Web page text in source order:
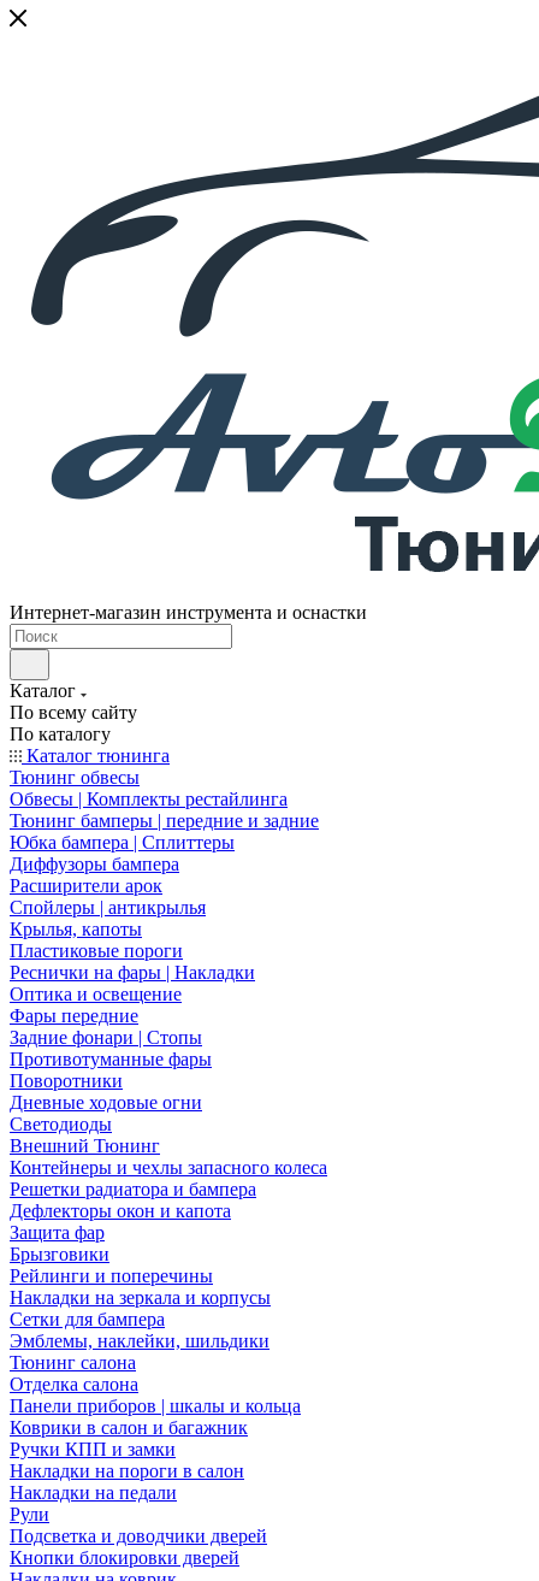
Интернет-магазин инструмента и оснастки
Каталог
По всему сайту
По каталогу
Каталог тюнинга
Тюнинг обвесы
Обвесы | Комплекты рестайлинга
Тюнинг бамперы | передние и задние
Юбка бампера | Сплиттеры
Диффузоры бампера
Расширители арок
Спойлеры | антикрылья
Крылья, капоты
Пластиковые пороги
Реснички на фары | Накладки
Оптика и освещение
Фары передние
Задние фонари | Стопы
Противотуманные фары
Поворотники
Дневные ходовые огни
Светодиоды
Внешний Тюнинг
Контейнеры и чехлы запасного колеса
Решетки радиатора и бампера
Дефлекторы окон и капота
Защита фар
Брызговики
Рейлинги и поперечины
Накладки на зеркала и корпусы
Сетки для бампера
Эмблемы, наклейки, шильдики
Тюнинг салона
Отделка салона
Панели приборов | шкалы и кольца
Коврики в салон и багажник
Ручки КПП и замки
Накладки на пороги в салон
Накладки на педали
Рули
Подсветка и доводчики дверей
Кнопки блокировки дверей